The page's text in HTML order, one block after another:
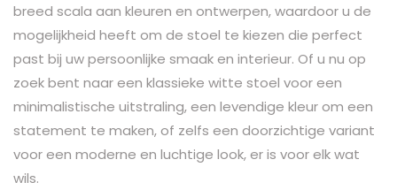
breed scala aan kleuren en ontwerpen, waardoor u de
mogelijkheid heeft om de stoel te kiezen die perfect
past bij uw persoonlijke smaak en interieur. Of u nu op
zoek bent naar een klassieke witte stoel voor een
minimalistische uitstraling, een levendige kleur om een
statement te maken, of zelfs een doorzichtige variant
voor een moderne en luchtige look, er is voor elk wat
wils.